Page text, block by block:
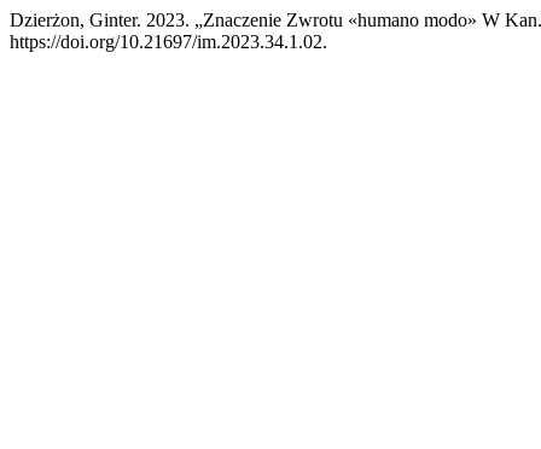
Dzierżon, Ginter. 2023. „Znaczenie Zwrotu «humano modo» W
https://doi.org/10.21697/im.2023.34.1.02.